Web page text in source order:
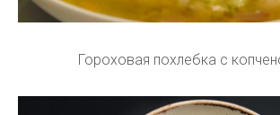
Гороховая похлебка с